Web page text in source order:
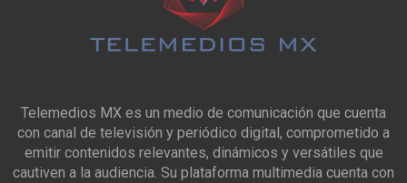
Telemedios MX es un medio de comunicación que cuenta
con canal de televisión y periódico digital, comprometido a
emitir contenidos relevantes, dinámicos y versátiles que
cautiven a la audiencia. Su plataforma multimedia cuenta con